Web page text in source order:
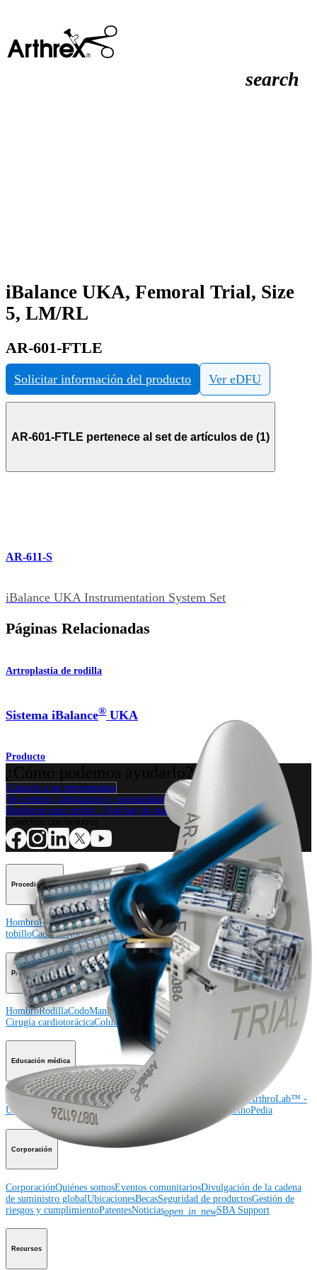
search
iBalance UKA, Femoral Trial, Size
5, LM/RL
AR-601-FTLE
Solicitar información del producto Ver eDFU
AR-601-FTLE pertenece al set de artículos de (1)
AR-611-S
iBalance UKA Instrumentation System Set
Páginas Relacionadas
Artroplastia de rodilla
Sistema iBalance® UKA
Producto
¿Cómo podemos ayudarlo?
Contacte a un representante
Ver eventos, laboratorios y oportunidades educativas
Regístrese para recibir: ¿Qué hay de nuevo en Arthrex?
Procedimiento
HombroRodillaCodoMano y muñeca Pie y
tobilloCaderaOrtobiológicosCirugía cardiotorácica Columna vertebral
Producto
HombroRodillaCodoMano y muñecaPie y tobillo
Ortobiológicos
Cirugía cardiotorácicaColumna vertebralImagen y resección
Educación médica
Educación médicaDescripción de cursos
ArthroLab™ -
UbicacionesNuestro departamento de educación médica OrthoPedia
Corporación
CorporaciónQuiénes somosEventos comunitariosDivulgación de la cadena
de suministro globalUbicacionesBecasSeguridad de productosGestión de
riesgos y cumplimientoPatentesNoticiasopen_in_newSBA Support
Recursos